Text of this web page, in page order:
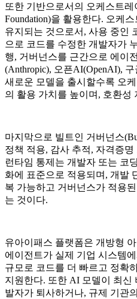
또한 기반으로서의 오케스트레
Foundation)을 활용한다. 오케
유지되는 것으로서, 사용 중인
으로 코드를 수정한 개발자가
행, 거버넌스를 근간으로 에이
(Anthropic), 오픈AI(OpenAI),
새로운 모델을 출시할수록 오
의 활용 가치를 높이며, 호환성
마지막으로 빌트인 거버넌스
정책 적용, 감사 추적, 자격증
런타임 통제는 개발자 또는 코
화에 표준으로 적용되며, 개발
복 가능하고 거버넌스가 적용
는 것이다.
유아이패스 플랫폼은 개방형
에이전트가 실제 기업 시스템
규모로 코드를 더 빠르고 정확
지원한다. 또한 AI 모델이 최신
발자가 퇴사하거나, 규제 기관